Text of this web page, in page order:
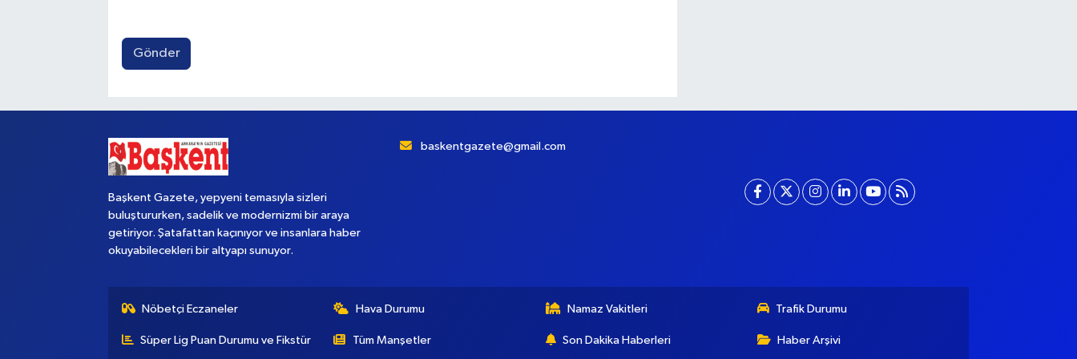
Gönder
Başkent Gazete, yepyeni temasıyla sizleri
buluştururken, sadelik ve modernizmi bir araya
getiriyor. Şatafattan kaçınıyor ve insanlara haber
okuyabilecekleri bir altyapı sunuyor.
baskentgazete@gmail.com
Nöbetçi Eczaneler Hava Durumu Namaz Vakitleri Trafik Durumu
Süper Lig Puan Durumu ve Fikstür Tüm Manşetler Son Dakika Haberleri Haber Arşivi